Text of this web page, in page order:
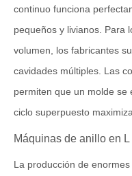
continuo funciona
pequeños y livianos. Para
volumen, los fabricantes
cavidades múltiples. Las
permiten que un molde se
ciclo superpuesto
Máquinas de anillo en
La producción de